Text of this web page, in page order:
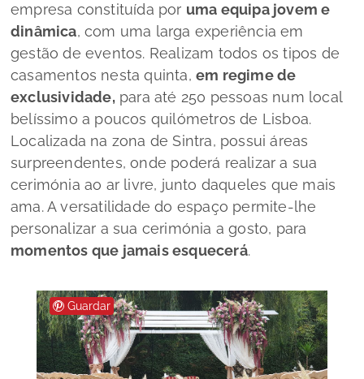
empresa constituída por uma equipa jovem e
dinâmica, com uma larga experiência em
gestão de eventos. Realizam todos os tipos de
casamentos nesta quinta, em regime de
exclusividade,para até 250 pessoas num local
belíssimo a poucos quilómetros de Lisboa.
Localizada na zona de Sintra, possui áreas
surpreendentes, onde poderá realizar a sua
cerimónia ao ar livre, junto daqueles que mais
ama. A versatilidade do espaço permite-lhe
personalizar a sua cerimónia a gosto, para
momentos que jamais esquecerá.
Guardar